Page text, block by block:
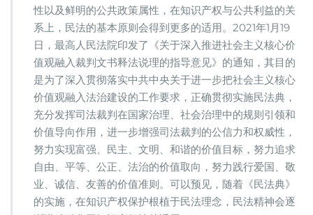
性以及鲜明的公共政策属性，在知识产权与公共利益的关
系上，民法的基本原则会得到更多的适用。2021年1月19
日，最高人民法院印发了《关于深入推进社会主义核心价
值观融入裁判文书释法说理的指导意见》的通知，其目的
是为了深入贯彻落实中共中央关于进一步把社会主义核心
价值观融入法治建设的工作要求，正确贯彻实施民法典，
充分发挥司法裁判在国家治理、社会治理中的规则引领和
价值导向作用，进一步增强司法裁判的公信力和权威性，
努力实现富强、民主、文明、和谐的价值目标，努力追求
自由、平等、公正、法治的价值取向，努力践行爱国、敬
业、诚信、友善的价值准则。可以预见，随着《民法典》
的实施，在知识产权保护根植于民法理念，民法精神会逐